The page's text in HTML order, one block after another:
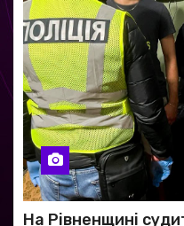
На Рівненщині